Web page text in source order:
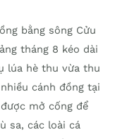
bằng sông Cửu
tháng 8 kéo dài
lúa hè thu vừa thu
cánh đồng tại
mở cống để
sa, các loài cá